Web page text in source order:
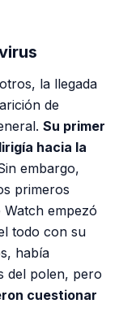
la llegada
de
Su primer
hacia la
embargo,
primeros
empezó
todo con su
había
del polen, pero
cuestionar